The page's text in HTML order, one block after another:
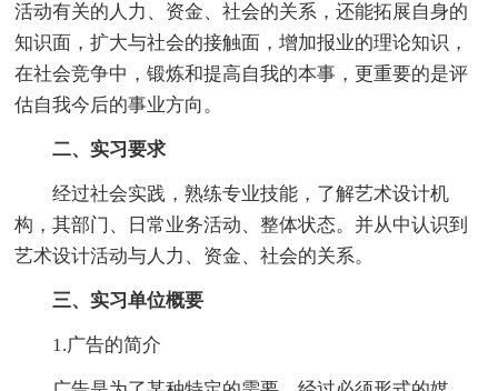
活动有关的人力、资金、社会的关系，还能拓展自身的
知识面，扩大与社会的接触面，增加报业的理论知识，
在社会竞争中，锻炼和提高自我的本事，更重要的是评
估自我今后的事业方向。
二、实习要求
经过社会实践，熟练专业技能，了解艺术设计机
构，其部门、日常业务活动、整体状态。并从中认识到
艺术设计活动与人力、资金、社会的关系。
三、实习单位概要
1.广告的简介